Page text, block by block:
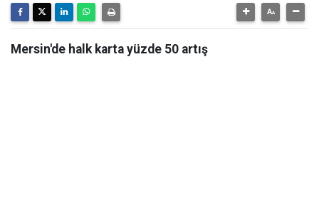
Mersin'de halk karta yüzde 50 artış